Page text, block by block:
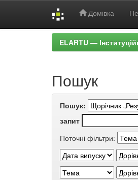
Домівка
ELARTU —
Пошук
Пошук:
запит
Поточні фільтри: